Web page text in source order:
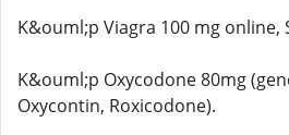
K&ouml;p Viagra 100 mg online,
K&ouml;p Oxycodone 80mg
Oxycontin, Roxicodone).